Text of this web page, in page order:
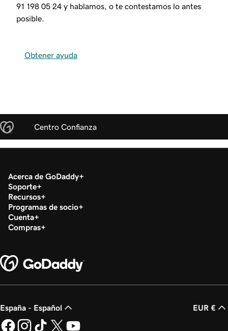
91 198 05 24 y hablamos, o te contestamos lo antes
posible.
Obtener ayuda
Centro Confianza
Acerca de GoDaddy
Soporte
Recursos
Programas de socio
Cuenta
Compras
España - Español EUR €